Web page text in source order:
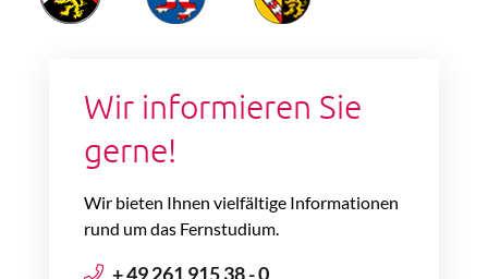
Wir informieren Sie
gerne!
Wir bieten Ihnen vielfältige Informationen
rund um das Fernstudium.
+ 49 261 915 38 - 0